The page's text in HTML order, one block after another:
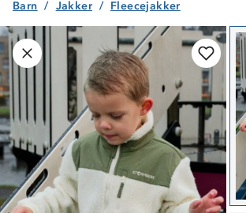
Produktet er lagt i handlekurven
Barn Jakker Fleecejakker